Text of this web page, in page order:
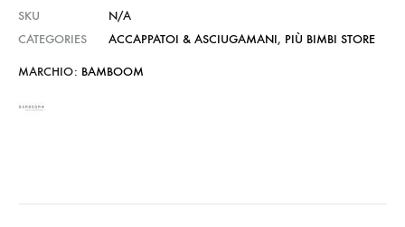
SKU
N/A
CATEGORIES
ACCAPPATOI & ASCIUGAMANI, PIÙ BIMBI STORE
MARCHIO: BAMBOOM